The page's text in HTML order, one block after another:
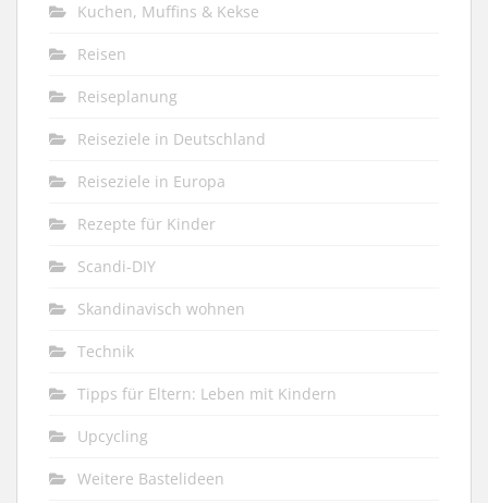
Kuchen, Muffins & Kekse
Reisen
Reiseplanung
Reiseziele in Deutschland
Reiseziele in Europa
Rezepte für Kinder
Scandi-DIY
Skandinavisch wohnen
Technik
Tipps für Eltern: Leben mit Kindern
Upcycling
Weitere Bastelideen